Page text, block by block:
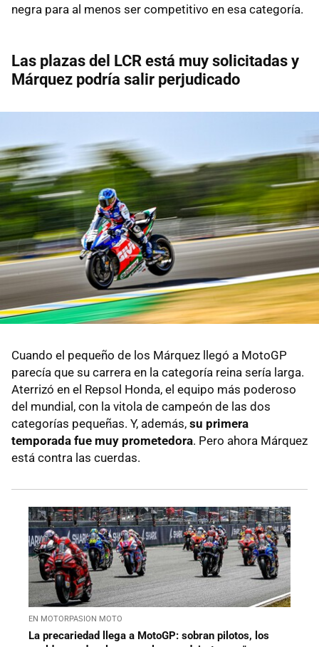
negra para al menos ser competitivo en esa categoría.
Las plazas del LCR está muy solicitadas y
Márquez podría salir perjudicado
Cuando el pequeño de los Márquez llegó a MotoGP
parecía que su carrera en la categoría reina sería larga.
Aterrizó en el Repsol Honda, el equipo más poderoso
del mundial, con la vitola de campeón de las dos
categorías pequeñas. Y, además, su primera
temporada fue muy prometedora. Pero ahora Márquez
está contra las cuerdas.
EN MOTORPASION MOTO
La precariedad llega a MotoGP: sobran pilotos, los